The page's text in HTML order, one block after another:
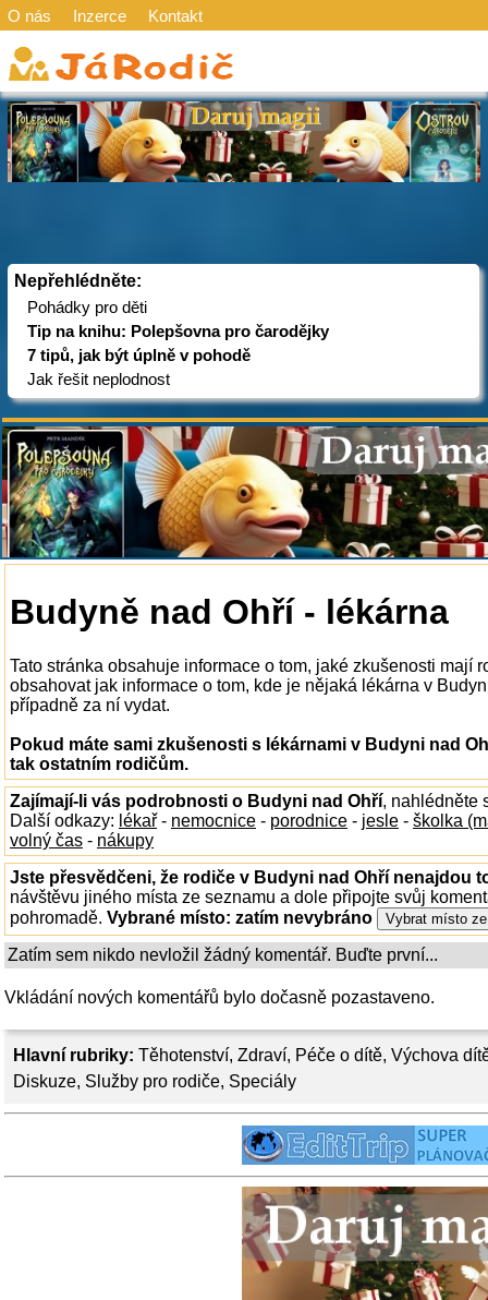
O nás Inzerce Kontakt
Nepřehlédněte:
Pohádky pro děti
Tip na knihu: Polepšovna pro čarodějky
7 tipů, jak být úplně v pohodě
Jak řešit neplodnost
Hlavní rubriky: Těhotenství, Zdraví, Péče o dítě, Výchova
Diskuze, Služby pro rodiče, Speciály
Budyně nad Ohří - lékárna
Tato stránka obsahuje informace o tom, jaké zkušenosti mají
obsahovat jak informace o tom, kde je nějaká lékárna v
případně za ní vydat.
Pokud máte sami zkušenosti s lékárnami v Budyni nad
tak ostatním rodičům.
Zajímají-li vás podrobnosti o Budyni nad Ohří, nahlédněte
Další odkazy: lékař - nemocnice - porodnice - jesle - školka
volný čas - nákupy
Jste přesvědčeni, že rodiče v Budyni nad Ohří nenajdou
návštěvu jiného místa ze seznamu a dole připojte svůj
pohromadě. Vybrané místo: zatím nevybráno
Zatím sem nikdo nevložil žádný komentář. Buďte první...
Vkládání nových komentářů bylo dočasně pozastaveno.